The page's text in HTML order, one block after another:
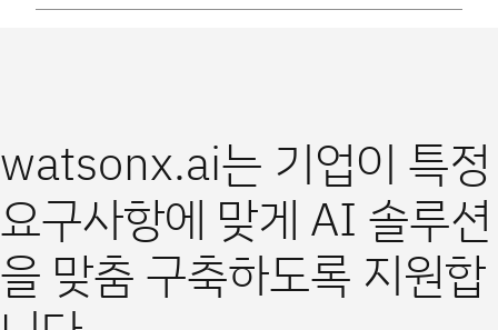
watsonx.ai는 기업이 특정
요구사항에 맞게 AI 솔루션
을 맞춤 구축하도록 지원합